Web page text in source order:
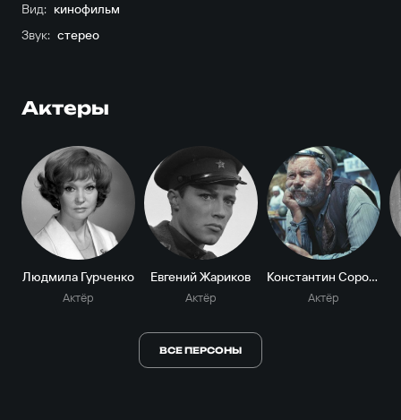
Вид: кинофильм
Звук: стерео
Актеры
Людмила Гурченко
Актёр
Евгений Жариков
Актёр
Константин Сорокин
Актёр
ВСЕ ПЕРСОНЫ